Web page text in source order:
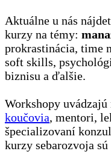
Aktuálne u nás
kurzy na témy:
prokrastinácia, time
soft skills,
biznisu a ďalšie.
Workshopy
koučovia, mentori,
špecializovaní
kurzy sebarozvoja